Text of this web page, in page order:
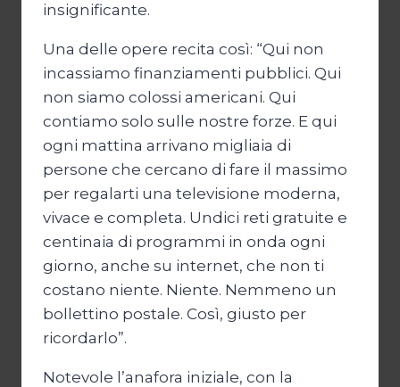
insignificante.
Una delle opere recita così: “Qui non
incassiamo finanziamenti pubblici. Qui
non siamo colossi americani. Qui
contiamo solo sulle nostre forze. E qui
ogni mattina arrivano migliaia di
persone che cercano di fare il massimo
per regalarti una televisione moderna,
vivace e completa. Undici reti gratuite e
centinaia di programmi in onda ogni
giorno, anche su internet, che non ti
costano niente. Niente. Nemmeno un
bollettino postale. Così, giusto per
ricordarlo”.
Notevole l’anafora iniziale, con la